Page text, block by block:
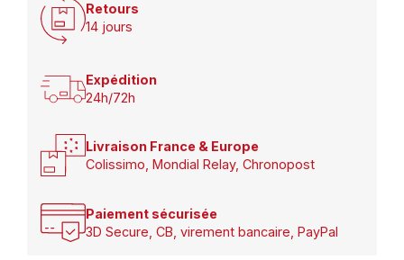
Retours
14 jours
Expédition
24h/72h
Livraison France & Europe
Colissimo, Mondial Relay, Chronopost
Paiement sécurisée
3D Secure, CB, virement bancaire, PayPal